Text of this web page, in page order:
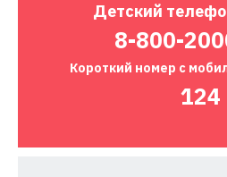
Детский
8-800-
Короткий номер с
124